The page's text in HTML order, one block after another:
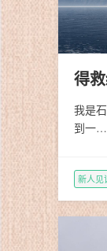
得
我是
到一…
新人见